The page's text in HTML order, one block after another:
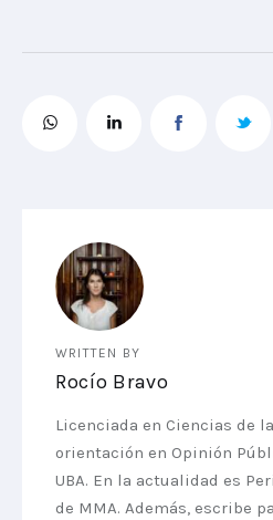
WRITTEN BY
Rocío Bravo
Licenciada en Ciencias de
orientación en Opinión
UBA. En la actualidad es
de MMA. Además, escribe